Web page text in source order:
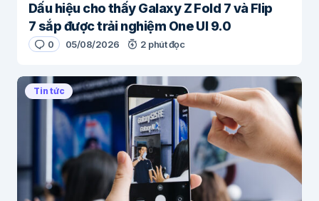
Dấu hiệu cho thấy Galaxy Z Fold 7 và Flip
7 sắp được trải nghiệm One UI 9.0
0 05/08/2026 2 phút đọc
Tin tức